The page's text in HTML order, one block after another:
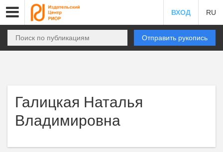
ВХОД RU
Отправить рукопись
Галицкая Наталья
Владимировна